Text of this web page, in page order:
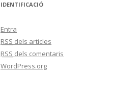
IDENTIFICACIÓ
Entra
RSS dels articles
RSS dels comentaris
WordPress.org